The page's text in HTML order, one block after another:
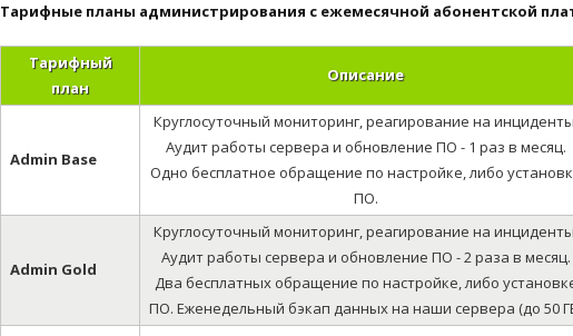
Тарифные планы администрирования с ежемесячной абонентской
Тарифный
план
Описание
Admin Base
Круглосуточный мониторинг, реагирование на
Аудит работы сервера и обновление ПО - 1 раз в месяц.
Одно бесплатное обращение по настройке, либо
ПО.
Admin Gold
Круглосуточный мониторинг, реагирование на
Аудит работы сервера и обновление ПО - 2 раза в месяц.
Два бесплатных обращение по настройке, либо
ПО. Еженедельный бэкап данных на наши сервера (до 50